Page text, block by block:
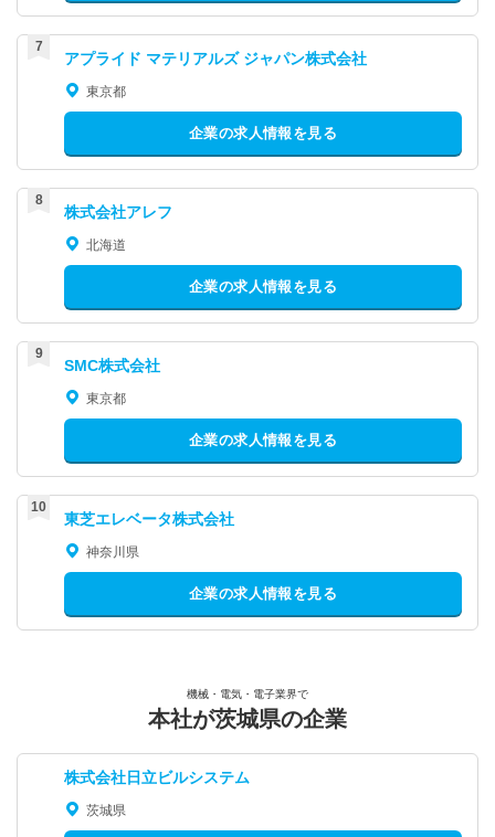
アプライド マテリアルズ ジャパン株式会社
東京都
企業の求人情報を見る
株式会社アレフ
北海道
企業の求人情報を見る
SMC株式会社
東京都
企業の求人情報を見る
東芝エレベータ株式会社
神奈川県
企業の求人情報を見る
機械・電気・電子業界で
本社が茨城県の企業
株式会社日立ビルシステム
茨城県